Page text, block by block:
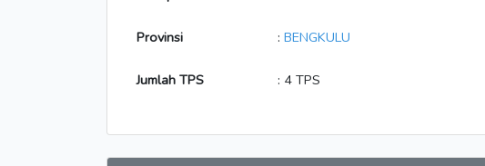
Provinsi : BENGKULU
Jumlah TPS : 4 TPS